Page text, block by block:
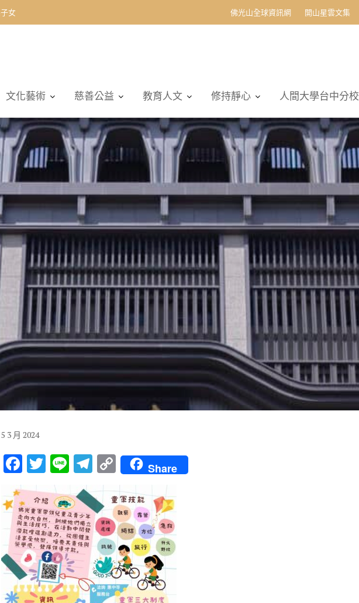
女 佛光山全球資訊網 開山星雲文集
文化藝術 慈善公益 教育人文 修持靜心 人間大學台中分校
5 3 月 2024
F
e
b
o
o
k
T
w
it
te
r
Li
e
T
e
gr
a
m
C
o
p
y
Li
n
k
Share